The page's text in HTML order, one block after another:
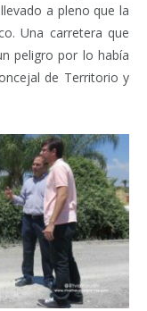
a pleno que la
Una carretera que
peligro por lo había
de Territorio y